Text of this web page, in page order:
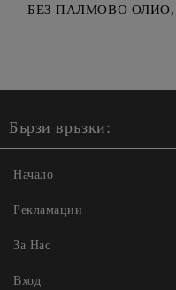
БЕЗ ПАЛМОВО ОЛИО,
Бързи връзки:
Начало
Рекламации
За Нас
Вход